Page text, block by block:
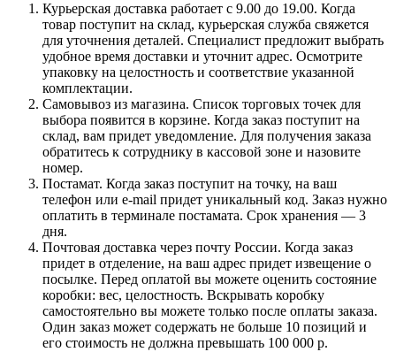
Курьерская доставка работает с 9.00 до 19.00. Когда
товар поступит на склад, курьерская служба свяжется
для уточнения деталей. Специалист предложит выбрать
удобное время доставки и уточнит адрес. Осмотрите
упаковку на целостность и соответствие указанной
комплектации.
Самовывоз из магазина. Список торговых точек для
выбора появится в корзине. Когда заказ поступит на
склад, вам придет уведомление. Для получения заказа
обратитесь к сотруднику в кассовой зоне и назовите
номер.
Постамат. Когда заказ поступит на точку, на ваш
телефон или e-mail придет уникальный код. Заказ нужно
оплатить в терминале постамата. Срок хранения — 3
дня.
Почтовая доставка через почту России. Когда заказ
придет в отделение, на ваш адрес придет извещение о
посылке. Перед оплатой вы можете оценить состояние
коробки: вес, целостность. Вскрывать коробку
самостоятельно вы можете только после оплаты заказа.
Один заказ может содержать не больше 10 позиций и
его стоимость не должна превышать 100 000 р.